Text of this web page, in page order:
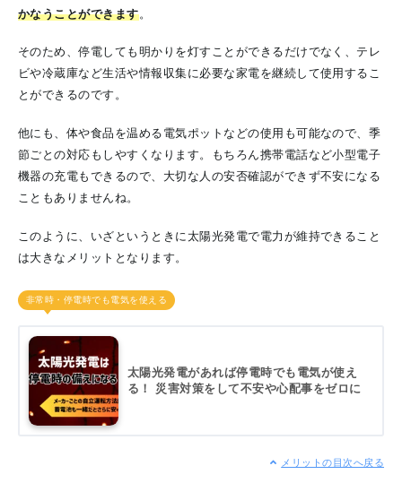
かなうことができます。
そのため、停電しても明かりを灯すことができるだけでなく、テレ
ビや冷蔵庫など生活や情報収集に必要な家電を継続して使用するこ
とができるのです。
他にも、体や食品を温める電気ポットなどの使用も可能なので、季
節ごとの対応もしやすくなります。もちろん携帯電話など小型電子
機器の充電もできるので、大切な人の安否確認ができず不安になる
こともありませんね。
このように、いざというときに太陽光発電で電力が維持できること
は大きなメリットとなります。
非常時・停電時でも電気を使える
太陽光発電があれば停電時でも電気が使え
る！ 災害対策をして不安や心配事をゼロに
メリットの目次へ戻る